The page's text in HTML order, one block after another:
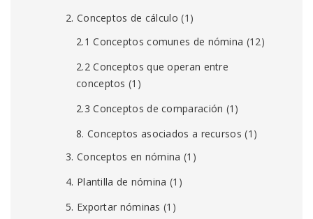
2. Conceptos de cálculo (1)
2.1 Conceptos comunes de nómina (12)
2.2 Conceptos que operan entre
conceptos (1)
2.3 Conceptos de comparación (1)
8. Conceptos asociados a recursos (1)
3. Conceptos en nómina (1)
4. Plantilla de nómina (1)
5. Exportar nóminas (1)